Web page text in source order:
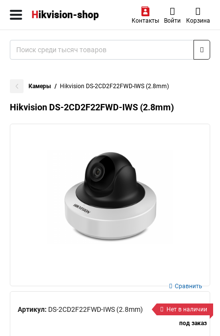
Контакты Войти Корзина
Камеры Hikvision DS-2CD2F22FWD-IWS (2.8mm)
Hikvision DS-2CD2F22FWD-IWS (2.8mm)
Артикул: DS-2CD2F22FWD-IWS (2.8mm)
Сравнить
Нет в наличии
под заказ